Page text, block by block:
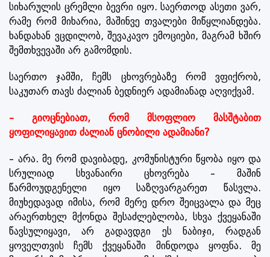
სიხარულის ცრემლი ბევრი იყო. საერთოდ ასეთი ვარ,
რამე რომ მიხარია, მაშინვე თვალები მიწყლიანდება.
ხანდახან ვცდილობ, შევაკავო ემოციები, მაგრამ ხშირ
შემთხვევაში არ გამომდის.
საერთო ჯამში, ჩემს ცხოვრებაზე რომ ვფიქრობ,
საკუთარ თავს ძალიან ბედნიერ ადამიანად აღვიქვამ.
– გიოცნებიათ, რომ მსოფლიო მასშტაბით
ყოფილიყავით ძალიან ცნობილი ადამიანი?
– არა. მე რომ დავიბადე, კომუნისტური წყობა იყო და
სრულიად სხვანაირი ცხოვრება – მაშინ
წარმოუდგენელი იყო საზღვარგარეთ წასვლა.
მიუხედავად იმისა, რომ მერე დრო შეიცვალა და მეც
არაერთხელ მქონდა შესაძლებლობა, სხვა ქვეყანაში
წავსულიყავი, არ გადავდგი ეს ნაბიჯი, რადგან
ყოველთვის ჩემს ქვეყანაში მინდოდა ყოფნა. მე